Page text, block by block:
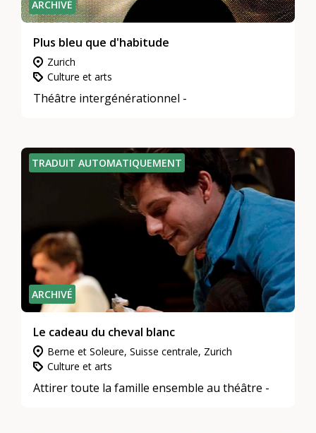
ARCHIVÉ
Plus bleu que d'habitude
Zurich
Culture et arts
Théâtre intergénérationnel -
ARCHIVÉ
TRADUIT AUTOMATIQUEMENT
Le cadeau du cheval blanc
Berne et Soleure, Suisse centrale, Zurich
Culture et arts
Attirer toute la famille ensemble au théâtre -